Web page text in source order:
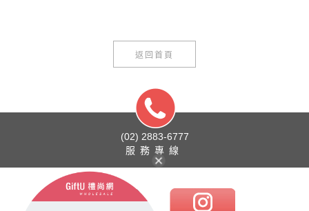
返回首頁
(02) 2883-6777
服務專線